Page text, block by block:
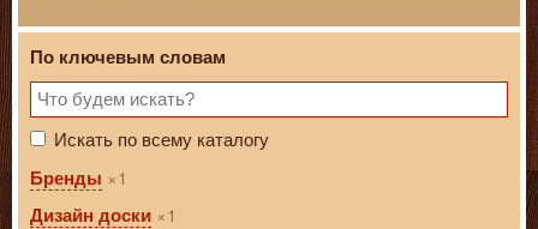
По ключевым словам
Искать по всему каталогу
Бренды
1
Дизайн доски
1